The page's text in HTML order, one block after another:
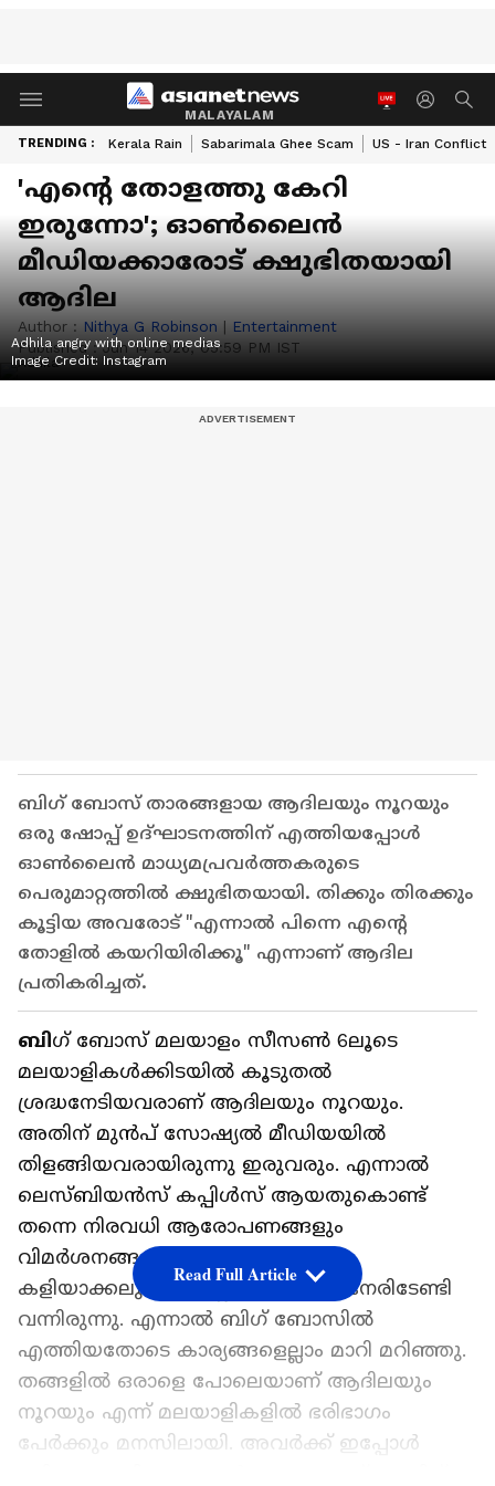
MALAYALAM
TRENDING : Kerala Rain Sabarimala Ghee Scam US - Iran Conflict
'എന്റെ തോളത്തു കേറി
ഇരുന്നോ'; ഓൺലൈൻ
മീഡിയക്കാരോട് ക്ഷുഭിതയായി
ആദില
Author : Nithya G Robinson | Entertainment
Published :Jun 14 2026, 05:59 PM IST
Adhila angry with online medias
Image Credit: Instagram
ബിഗ് ബോസ് താരങ്ങളായ ആദിലയും നൂറയും
ഒരു ഷോപ്പ് ഉദ്ഘാടനത്തിന് എത്തിയപ്പോൾ
ഓൺലൈൻ മാധ്യമപ്രവർത്തകരുടെ
പെരുമാറ്റത്തിൽ ക്ഷുഭിതയായി. തിക്കും തിരക്കും
കൂട്ടിയ അവരോട് "എന്നാൽ പിന്നെ എൻ്റെ
തോളിൽ കയറിയിരിക്കൂ" എന്നാണ് ആദില
പ്രതികരിച്ചത്.
ബി​ഗ് ബോസ് മലയാളം സീസൺ 6ലൂടെ
മലയാളികൾക്കിടയിൽ കൂടുതൽ
ശ്രദ്ധനേടിയവരാണ് ആദിലയും നൂറയും.
അതിന് മുൻപ് സോഷ്യൽ മീഡിയയിൽ
തിളങ്ങിയവരായിരുന്നു ഇരുവരും. എന്നാൽ
ലെസ്ബിയൻസ് കപ്പിൾസ് ആയതുകൊണ്ട്
തന്നെ നിരവധി ആരോപണങ്ങളും
വിമർശനങ്ങളും ഒഴിവാക്കലുകളും
കളിയാക്കലുകളുമെല്ലാം ഇവർക്ക് നേരിടേണ്ടി
വന്നിരുന്നു. എന്നാൽ ബി​ഗ് ബോസിൽ
എത്തിയതോടെ കാര്യങ്ങളെല്ലാം മാറി മറിഞ്ഞു.
തങ്ങളിൽ ഒരാളെ പോലെയാണ് ആദിലയും
നൂറയും എന്ന് മലയാളികളിൽ ഭരിഭാ​ഗം
പേർക്കും മനസിലായി. അവർക്ക് ഇപ്പോൾ
Read Full Article